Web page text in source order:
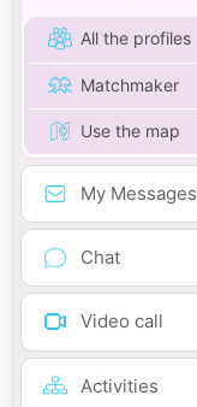
All the profiles
Matchmaker
Use the map
My Messages
Chat
Video call
Activities